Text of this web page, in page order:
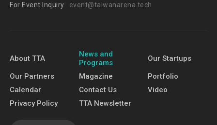
For Event Inquiry
event@taiwanarena.tech
About TTA
News and
Programs
Our Startups
Our Partners Magazine
Portfolio
Calendar
Contact Us
Video
Privacy Policy
TTA Newsletter